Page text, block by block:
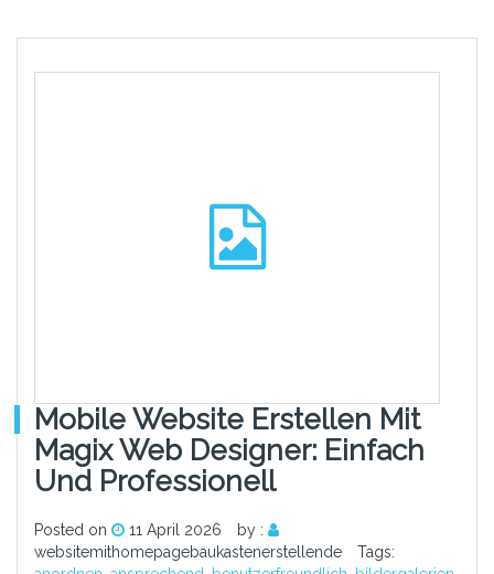
Mobile Website Erstellen Mit
Magix Web Designer: Einfach
Und Professionell
Posted on 11 April 2026
by :
websitemithomepagebaukastenerstellende
Tags: